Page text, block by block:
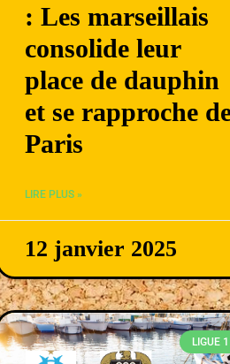
: Les marseillais
consolide leur
place de dauphin
et se rapproche
Paris
LIRE PLUS »
12 janvier 2025
LIGUE 1